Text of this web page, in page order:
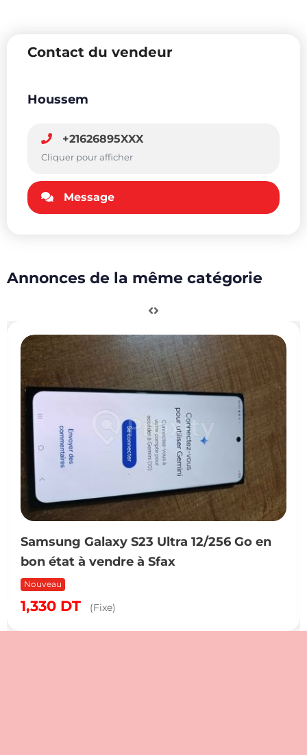
Contact du vendeur
Houssem
+21626895XXX
Cliquer pour afficher
Message
Annonces de la même catégorie
Samsung Galaxy S23 Ultra 12/256 Go en
bon état à vendre à Sfax
Nouveau
1,330 DT (Fixe)